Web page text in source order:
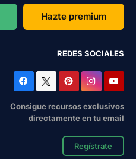
Hazte premium
REDES SOCIALES
Consigue recursos exclusivos
directamente en tu email
Regístrate